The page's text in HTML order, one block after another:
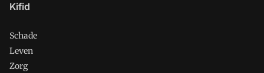
Kifid
Schade
Leven
Zorg